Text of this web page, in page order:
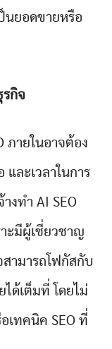
นยอดขายหรือ
รกิจ
ภายในอาจต้อง
ละเวลาในการ
งทำ AI SEO
ะมีผู้เชี่ยวชาญ
ามารถโฟกัสกับ
ด้เต็มที่ โดยไม่
เทคนิค SEO ที่